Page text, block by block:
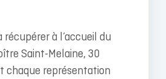
à l’accueil du
Saint-Melaine, 30
chaque représentation